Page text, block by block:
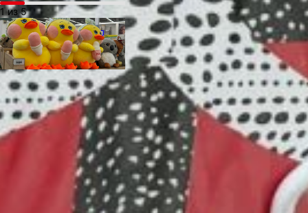
1 из 5
Более нейтральный
и полезный вариант —
посуда. Можно купить
целый набор (но выйдет,
конечно, дороже),
а можно остановиться
на чём-то одном: